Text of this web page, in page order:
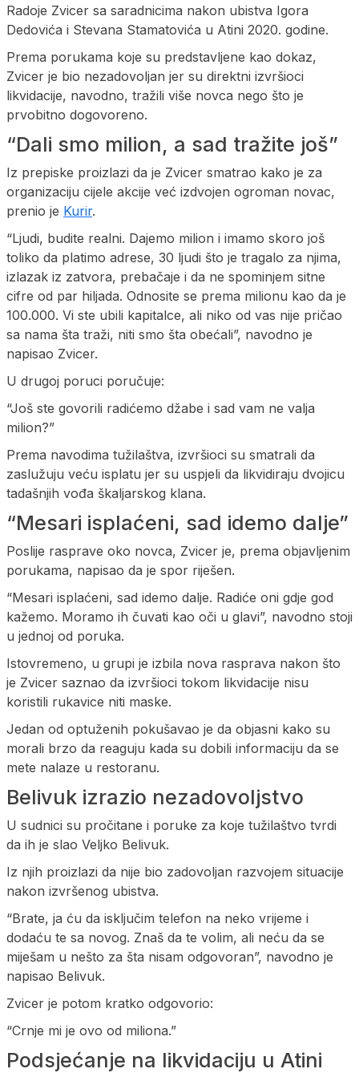
Radoje Zvicer sa saradnicima nakon ubistva Igora
Dedovića i Stevana Stamatovića u Atini 2020. godine.
Prema porukama koje su predstavljene kao dokaz,
Zvicer je bio nezadovoljan jer su direktni izvršioci
likvidacije, navodno, tražili više novca nego što je
prvobitno dogovoreno.
“Dali smo milion, a sad tražite još”
Iz prepiske proizlazi da je Zvicer smatrao kako je za
organizaciju cijele akcije već izdvojen ogroman novac,
prenio je Kurir.
“Ljudi, budite realni. Dajemo milion i imamo skoro još
toliko da platimo adrese, 30 ljudi što je tragalo za njima,
izlazak iz zatvora, prebačaje i da ne spominjem sitne
cifre od par hiljada. Odnosite se prema milionu kao da je
100.000. Vi ste ubili kapitalce, ali niko od vas nije pričao
sa nama šta traži, niti smo šta obećali”, navodno je
napisao Zvicer.
U drugoj poruci poručuje:
“Još ste govorili radićemo džabe i sad vam ne valja
milion?”
Prema navodima tužilaštva, izvršioci su smatrali da
zaslužuju veću isplatu jer su uspjeli da likvidiraju dvojicu
tadašnjih vođa škaljarskog klana.
“Mesari isplaćeni, sad idemo dalje”
Poslije rasprave oko novca, Zvicer je, prema objavljenim
porukama, napisao da je spor riješen.
“Mesari isplaćeni, sad idemo dalje. Radiće oni gdje god
kažemo. Moramo ih čuvati kao oči u glavi”, navodno stoji
u jednoj od poruka.
Istovremeno, u grupi je izbila nova rasprava nakon što
je Zvicer saznao da izvršioci tokom likvidacije nisu
koristili rukavice niti maske.
Jedan od optuženih pokušavao je da objasni kako su
morali brzo da reaguju kada su dobili informaciju da se
mete nalaze u restoranu.
Belivuk izrazio nezadovoljstvo
U sudnici su pročitane i poruke za koje tužilaštvo tvrdi
da ih je slao Veljko Belivuk.
Iz njih proizlazi da nije bio zadovoljan razvojem situacije
nakon izvršenog ubistva.
“Brate, ja ću da isključim telefon na neko vrijeme i
dodaću te sa novog. Znaš da te volim, ali neću da se
miješam u nešto za šta nisam odgovoran”, navodno je
napisao Belivuk.
Zvicer je potom kratko odgovorio:
“Crnje mi je ovo od miliona.”
Podsjećanje na likvidaciju u Atini